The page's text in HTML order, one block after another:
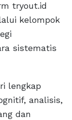
tryout.id
kelompok
sistematis
lengkap
analisis,
dan